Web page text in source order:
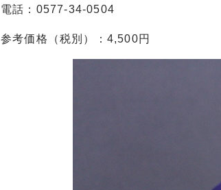
電話：0577-34-0504
参考価格（税別）：4,500円